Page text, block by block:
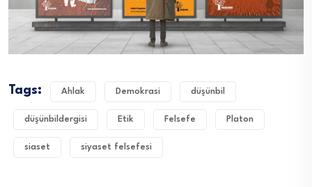
Tags: Ahlak Demokrasi düşünbil
düşünbildergisi Etik Felsefe Platon
siaset siyaset felsefesi